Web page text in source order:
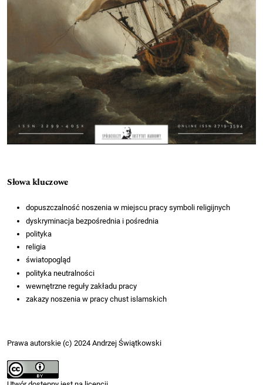
Słowa kluczowe
dopuszczalność noszenia w miejscu pracy symboli religijnych
dyskryminacja bezpośrednia i pośrednia
polityka
religia
światopogląd
polityka neutralności
wewnętrzne reguły zakładu pracy
zakazy noszenia w pracy chust islamskich
Prawa autorskie (c) 2024 Andrzej Świątkowski